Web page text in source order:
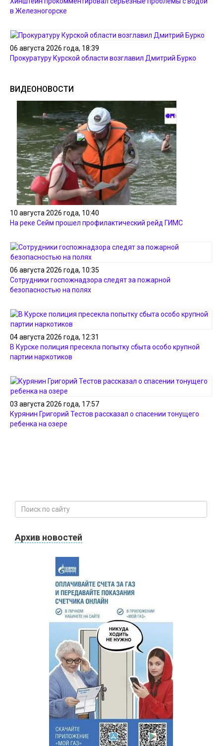
в Железногорске
06 августа 2026 года, 18:39
Прокуратуру Курской области возглавил Дмитрий Бурко
ВИДЕОНОВОСТИ
10 августа 2026 года, 10:40
На реке Сейм прошел профилактический рейд ГИМС
06 августа 2026 года, 10:35
Сотрудники госпожнадзора следят за пожарной
безопасностью на полях
04 августа 2026 года, 12:31
В Курске полиция пресекла попытку сбыта особо крупной
партии наркотиков
03 августа 2026 года, 17:57
Курянин Григорий Тестов рассказал о спасении тонущего
ребенка на озере
Архив новостей